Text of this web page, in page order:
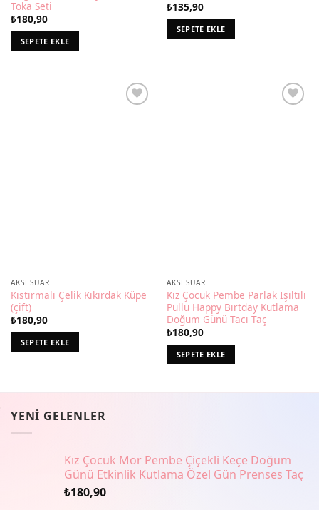
Toka Seti
₺180,90
SEPETE EKLE
₺135,90
SEPETE EKLE
AKSESUAR
Kıstırmalı Çelik Kıkırdak Küpe
(çift)
₺180,90
SEPETE EKLE
AKSESUAR
Kız Çocuk Pembe Parlak Işıltılı
Pullu Happy Bırtday Kutlama
Doğum Günü Tacı Taç
₺180,90
SEPETE EKLE
YENI GELENLER
Kız Çocuk Mor Pembe Çiçekli Keçe Doğum
Günü Etkinlik Kutlama Özel Gün Prenses Taç
₺180,90